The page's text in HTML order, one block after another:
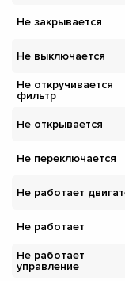
Не закрывается
Не выключается
Не откручивается
фильтр
Не открывается
Не переключается
Не работает
Не работает
Не работает
управление